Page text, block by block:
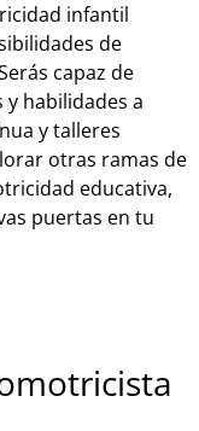
infantil
de
capaz de
habilidades a
y talleres
otras ramas de
educativa,
puertas en tu